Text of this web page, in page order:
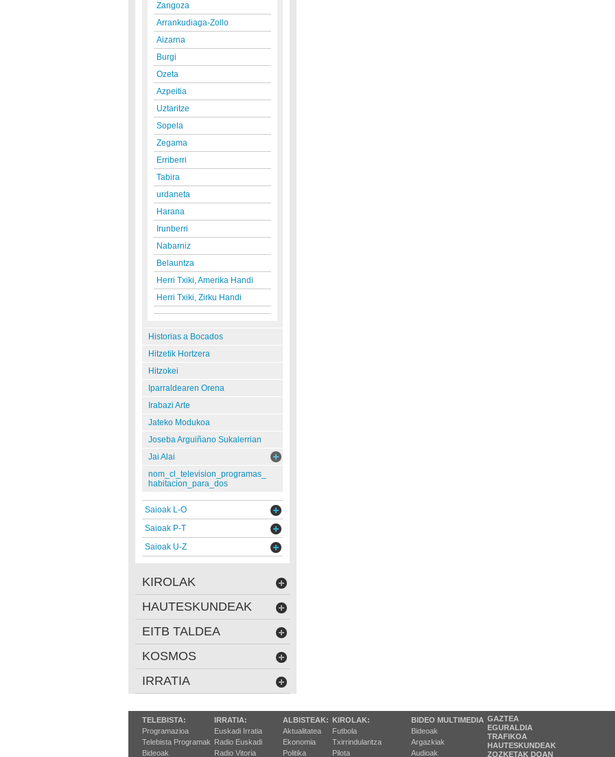
Zangoza
Arrankudiaga-Zollo
Aizarna
Burgi
Ozeta
Azpeitia
Uztaritze
Sopela
Zegama
Erriberri
Tabira
urdaneta
Harana
Irunberri
Nabarniz
Belauntza
Herri Txiki, Amerika Handi
Herri Txiki, Zirku Handi
Historias a Bocados
Hitzetik Hortzera
Hitzokei
Iparraldearen Orena
Irabazi Arte
Jateko Modukoa
Joseba Arguiñano Sukalerrian
Jai Alai
nom_cl_television_programas_
habitacion_para_dos
Saioak L-O
Saioak P-T
Saioak U-Z
KIROLAK
HAUTESKUNDEAK
EITB TALDEA
KOSMOS
IRRATIA
TELEBISTA:
Programazioa
Telebista Programak
Bideoak
IRRATIA:
Euskadi Irratia
Radio Euskadi
Radio Vitoria
ALBISTEAK:
Aktualitatea
Ekonomia
Politika
KIROLAK:
Futbola
Txirrindularitza
Pilota
BIDEO MULTIMEDIA
Bideoak
Argazkiak
Audioak
GAZTEA
EGURALDIA
TRAFIKOA
HAUTESKUNDEAK
ZOZKETAK DOAN